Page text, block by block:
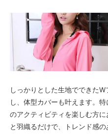
しっかりとした生地でできた
し、体型カバーも叶えます。
のアクティビティを楽しむ方
と羽織るだけで、トレンド感